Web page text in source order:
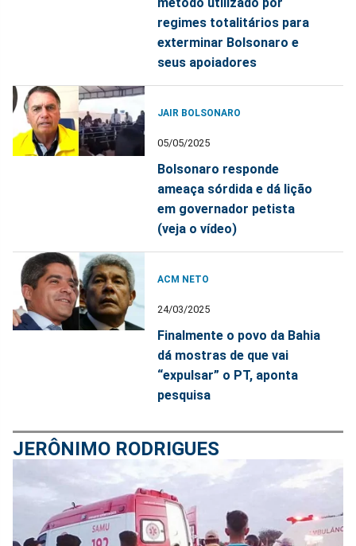
regimes totalitários para
exterminar Bolsonaro e
seus apoiadores
JAIR BOLSONARO
05/05/2025
Bolsonaro responde
ameaça sórdida e dá lição
em governador petista
(veja o vídeo)
ACM NETO
24/03/2025
Finalmente o povo da Bahia
dá mostras de que vai
“expulsar” o PT, aponta
pesquisa
JERÔNIMO RODRIGUES